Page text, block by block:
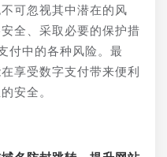
可忽视其中潜在的风
全、采取必要的保护措
付中的各种风险。最
享受数字支付带来便利
安全。